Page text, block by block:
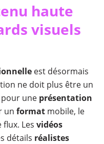
haute
visuels
est désormais
ne doit plus être un
une présentation
un format mobile, le
flux. Les vidéos
détails réalistes